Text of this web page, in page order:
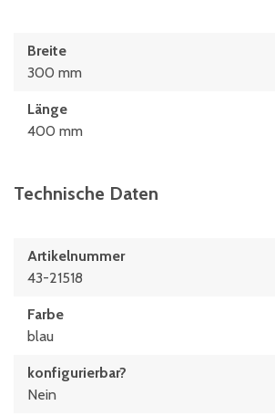
Breite
300 mm
Länge
400 mm
Technische Daten
Artikelnummer
43-21518
Farbe
blau
konfigurierbar?
Nein